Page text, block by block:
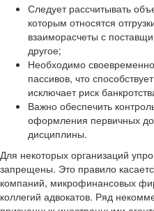
Следует рассчитывать
которым относятся
взаиморасчеты с
другое;
Необходимо
пассивов, что
исключает риск
Важно обеспечить
оформления первичных
дисциплины.
Для некоторых организаций
запрещены. Это правило
компаний, микрофинансовых
коллегий адвокатов. Ряд